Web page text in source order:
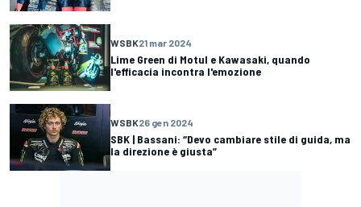
WSBK21 mar 2024
Lime Green di Motul e Kawasaki, quando
l'efficacia incontra l'emozione
WSBK26 gen 2024
SBK | Bassani: “Devo cambiare stile di guida, ma
la direzione è giusta”